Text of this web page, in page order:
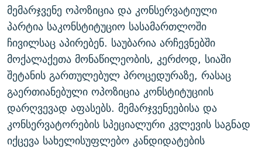
მემარჯვენე ოპოზიცია და კონსერვატიული
პარტია საკონსტიტუციო სასამართლოში
ჩივილსაც აპირებენ. საუბარია არჩევნებში
მოქალაქეთა მონაწილეობის, კერძოდ, სიაში
შეტანის გართულებულ პროცედურაზე, რასაც
გაერთიანებული ოპოზიცია კონსტიტუციის
დარღვევად აფასებს. მემარჯვენეებისა და
კონსერვატორების სპეციალური კვლევის საგნად
იქცევა სახელისუფლებო კანდიდატების